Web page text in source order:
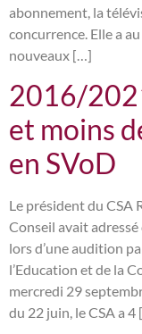
abonnement, la
concurrence. Elle a
nouveaux […]
2016/
et moins
en SVoD
Le président du CSA
Conseil avait
lors d’une audition
l’Education et de la
mercredi 29
du 22 juin, le CSA a 4